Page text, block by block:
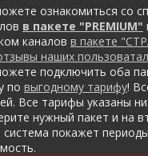
ознакомиться со
в пакете "PREMIUM"
каналов в пакете
наших
подключить оба
по выгодному тарифу!
Все тарифы указаны
нужный пакет и на
система покажет